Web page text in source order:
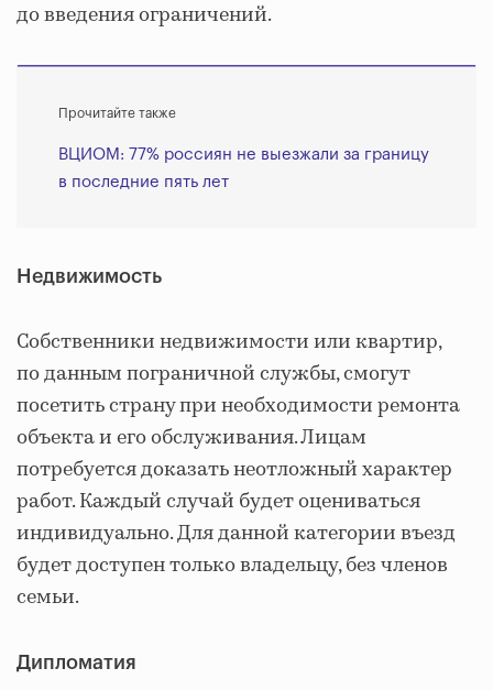
до введения ограничений.
Прочитайте также
ВЦИОМ: 77% россиян не выезжали за границу
в последние пять лет
Недвижимость
Собственники недвижимости или квартир,
по данным пограничной службы, смогут
посетить страну при необходимости ремонта
объекта и его обслуживания. Лицам
потребуется доказать неотложный характер
работ. Каждый случай будет оцениваться
индивидуально. Для данной категории въезд
будет доступен только владельцу, без членов
семьи.
Дипломатия